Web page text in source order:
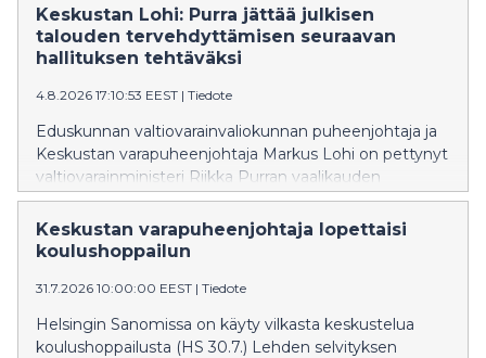
Keskustan Lohi: Purra jättää julkisen
talouden tervehdyttämisen seuraavan
hallituksen tehtäväksi
4.8.2026 17:10:53 EEST | Tiedote
Eduskunnan valtiovarainvaliokunnan puheenjohtaja ja
Keskustan varapuheenjohtaja Markus Lohi on pettynyt
valtiovarainministeri Riikka Purran vaalikauden
viimeiseen budjettiehdotukseen. Lohen mukaan
ehdotus ei katkaise Suomen velkaantumista, vaan
siirtää välttämättömiä päätöksiä seuraavan hallituksen
Keskustan varapuheenjohtaja lopettaisi
koulushoppailun
31.7.2026 10:00:00 EEST | Tiedote
Helsingin Sanomissa on käyty vilkasta keskustelua
koulushoppailusta (HS 30.7.) Lehden selvityksen